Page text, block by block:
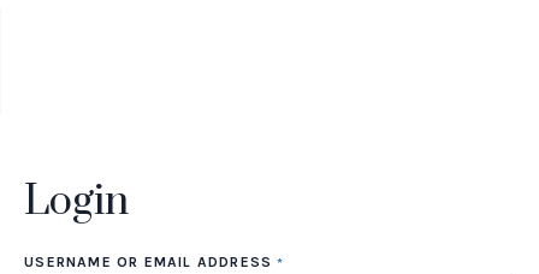
Login
USERNAME OR EMAIL ADDRESS*